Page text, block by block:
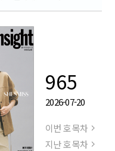
965
2026-07-20
이번 호 목차
지난 호 목차